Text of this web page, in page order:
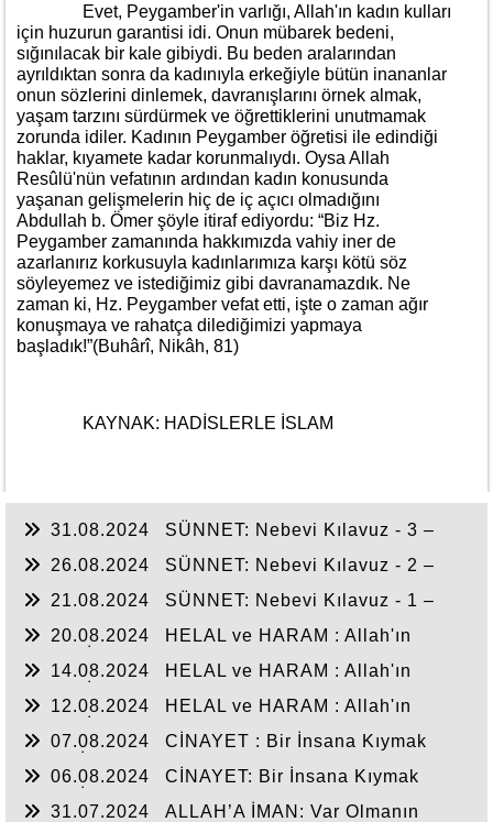
Evet, Peygamber'in varlığı, Allah'ın kadın kulları
için huzurun garantisi idi. Onun mübarek bedeni,
sığınılacak bir kale gibiydi. Bu beden aralarından
ayrıldıktan sonra da kadınıyla erkeğiyle bütün inananlar
onun sözlerini dinlemek, davranışlarını örnek almak,
yaşam tarzını sürdürmek ve öğrettiklerini unutmamak
zorunda idiler. Kadının Peygamber öğretisi ile edindiği
haklar, kıyamete kadar korunmalıydı. Oysa Allah
Resûlü'nün vefatının ardından kadın konusunda
yaşanan gelişmelerin hiç de iç açıcı olmadığını
Abdullah b. Ömer şöyle itiraf ediyordu: “Biz Hz.
Peygamber zamanında hakkımızda vahiy iner de
azarlanırız korkusuyla kadınlarımıza karşı kötü söz
söyleyemez ve istediğimiz gibi davranamazdık. Ne
zaman ki, Hz. Peygamber vefat etti, işte o zaman ağır
konuşmaya ve rahatça dilediğimizi yapmaya
başladık!”(Buhârî, Nikâh, 81)
KAYNAK: HADİSLERLE İSLAM
31.08.2024
SÜNNET: Nebevi Kılavuz - 3 –
26.08.2024
SÜNNET: Nebevi Kılavuz - 2 –
21.08.2024
SÜNNET: Nebevi Kılavuz - 1 –
20.08.2024
HELAL ve HARAM : Allah'ın
14.08.2024
HELAL ve HARAM : Allah'ın
12.08.2024
HELAL ve HARAM : Allah'ın
07.08.2024
CİNAYET : Bir İnsana Kıymak
06.08.2024
CİNAYET: Bir İnsana Kıymak
31.07.2024
ALLAH’A İMAN: Var Olmanın